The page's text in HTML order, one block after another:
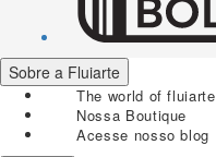
Sobre a Fluiarte
The world of fluiarte
Nossa Boutique
Acesse nosso blog